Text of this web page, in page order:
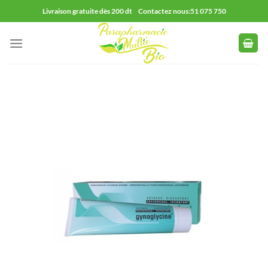
au
contenu
Livraison gratuite dès 200 dt Contactez nous:51 075 750